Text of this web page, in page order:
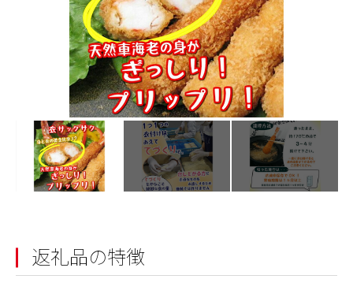
返礼品の特徴